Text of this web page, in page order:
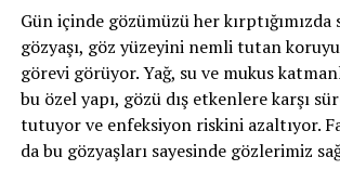
Gün içinde gözümüzü her kırptığımızda
gözyaşı, göz yüzeyini nemli tutan
görevi görüyor. Yağ, su ve mukus
bu özel yapı, gözü dış etkenlere karşı
tutuyor ve enfeksiyon riskini azaltıyor.
da bu gözyaşları sayesinde gözlerimiz